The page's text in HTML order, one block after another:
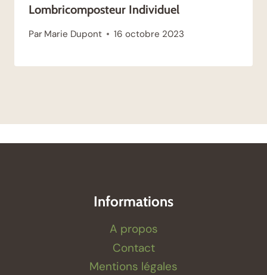
Lombricomposteur Individuel
Par Marie Dupont 16 octobre 2023
Informations
A propos
Contact
Mentions légales